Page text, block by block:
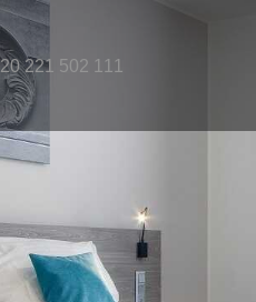
221 502 111